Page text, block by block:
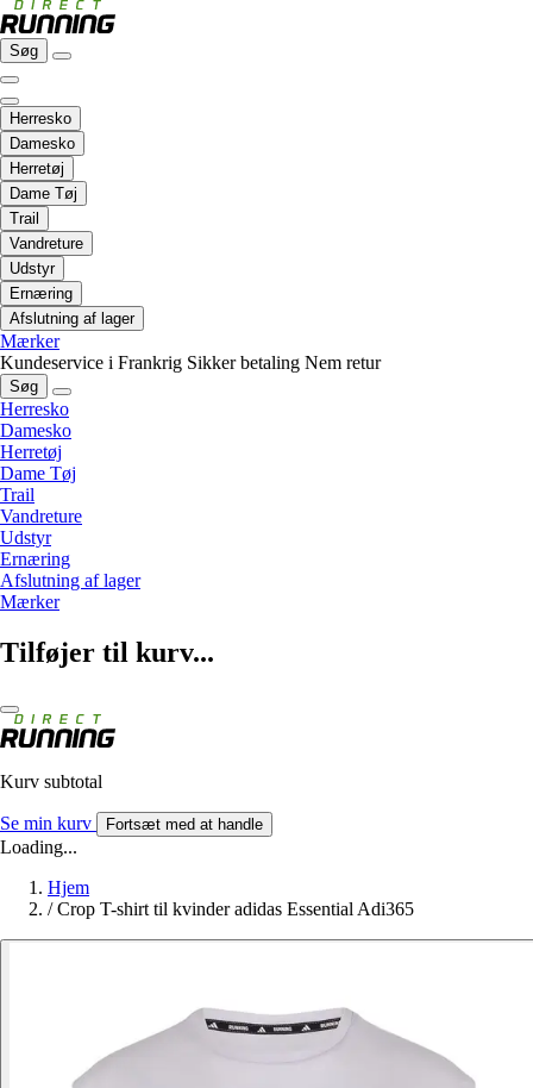
Søg
Herresko
Damesko
Herretøj
Dame Tøj
Trail
Vandreture
Udstyr
Ernæring
Afslutning af lager
Mærker
Kundeservice i Frankrig Sikker betaling Nem retur
Søg
Herresko
Damesko
Herretøj
Dame Tøj
Trail
Vandreture
Udstyr
Ernæring
Afslutning af lager
Mærker
Tilføjer til kurv...
Kurv subtotal
Se min kurv Fortsæt med at handle
Loading...
Hjem
/ Crop T-shirt til kvinder adidas Essential Adi365